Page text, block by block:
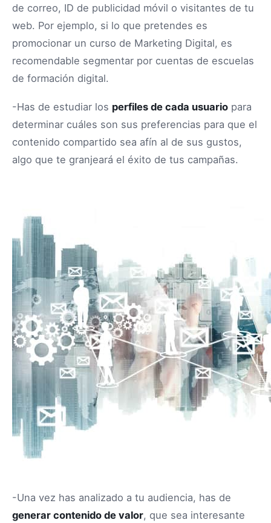
de correo, ID de publicidad móvil o visitantes de tu
web. Por ejemplo, si lo que pretendes es
promocionar un curso de Marketing Digital, es
recomendable segmentar por cuentas de escuelas
de formación digital.
-Has de estudiar los perfiles de cada usuario para
determinar cuáles son sus preferencias para que el
contenido compartido sea afín al de sus gustos,
algo que te granjeará el éxito de tus campañas.
-Una vez has analizado a tu audiencia, has de
generar contenido de valor, que sea interesante